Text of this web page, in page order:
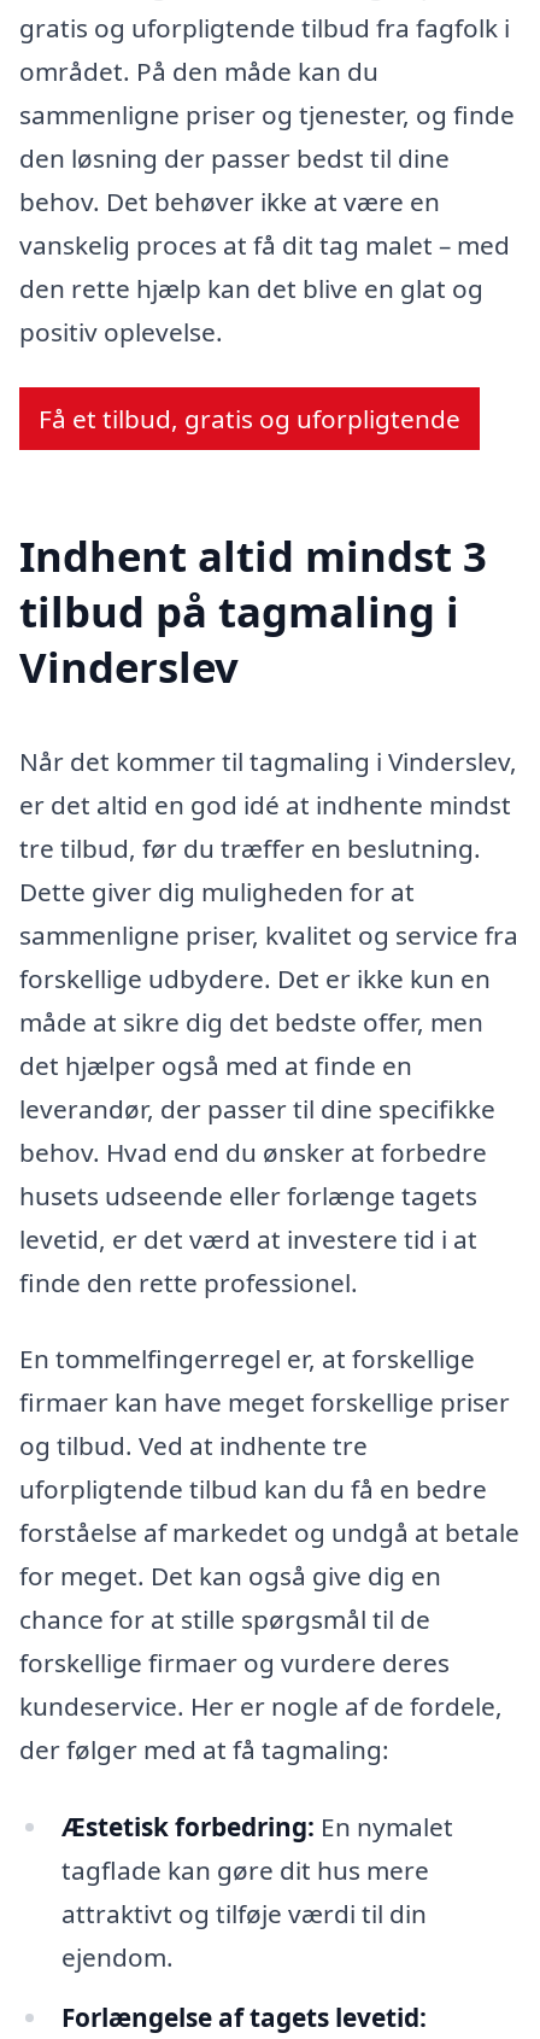
gratis og uforpligtende tilbud fra fagfolk i
området. På den måde kan du
sammenligne priser og tjenester, og finde
den løsning der passer bedst til dine
behov. Det behøver ikke at være en
vanskelig proces at få dit tag malet – med
den rette hjælp kan det blive en glat og
positiv oplevelse.
Få et tilbud, gratis og uforpligtende
Indhent altid mindst 3
tilbud på tagmaling i
Vinderslev
Når det kommer til tagmaling i Vinderslev,
er det altid en god idé at indhente mindst
tre tilbud, før du træffer en beslutning.
Dette giver dig muligheden for at
sammenligne priser, kvalitet og service fra
forskellige udbydere. Det er ikke kun en
måde at sikre dig det bedste offer, men
det hjælper også med at finde en
leverandør, der passer til dine specifikke
behov. Hvad end du ønsker at forbedre
husets udseende eller forlænge tagets
levetid, er det værd at investere tid i at
finde den rette professionel.
En tommelfingerregel er, at forskellige
firmaer kan have meget forskellige priser
og tilbud. Ved at indhente tre
uforpligtende tilbud kan du få en bedre
forståelse af markedet og undgå at betale
for meget. Det kan også give dig en
chance for at stille spørgsmål til de
forskellige firmaer og vurdere deres
kundeservice. Her er nogle af de fordele,
der følger med at få tagmaling:
Æstetisk forbedring: En nymalet
tagflade kan gøre dit hus mere
attraktivt og tilføje værdi til din
ejendom.
Forlængelse af tagets levetid: